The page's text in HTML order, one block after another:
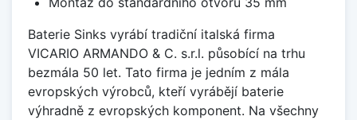
Baterie Sinks vyrábí tradiční italská firma
VICARIO ARMANDO & C. s.r.l. působící na trhu
bezmála 50 let. Tato firma je jedním z mála
evropských výrobců, kteří vyrábějí baterie
výhradně z evropských komponent. Na všechny